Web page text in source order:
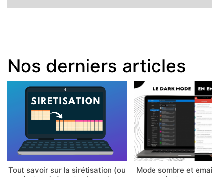
Nos derniers articles
Tout savoir sur la sirétisation (ou
Mode sombre et email